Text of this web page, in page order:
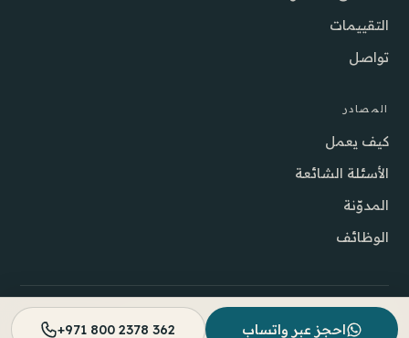
التقييمات
تواصل
المصادر
كيف يعمل
الأسئلة الشائعة
المدوّنة
الوظائف
© 2026 شركة Best DOC للرعاية الصحية المنزلية ذ.م.م.
للطوارئ، اتصل بـ 998. احجز عبر واتساب +971 800 2378 362